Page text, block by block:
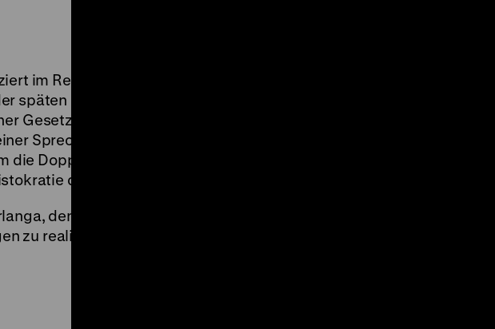
im Revier des Marquis
späten Franco-Diktatur
Gesetzgebung zu
Sprechanlage seiner
die Doppelmoral und
dar.
den Film zur
zu realisieren.